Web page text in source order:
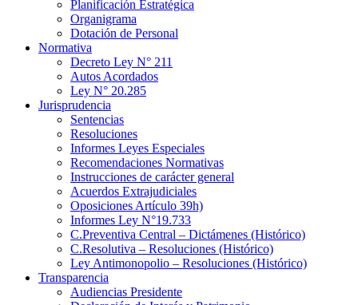
Planificación Estratégica
Organigrama
Dotación de Personal
Normativa
Decreto Ley N° 211
Autos Acordados
Ley N° 20.285
Jurisprudencia
Sentencias
Resoluciones
Informes Leyes Especiales
Recomendaciones Normativas
Instrucciones de carácter general
Acuerdos Extrajudiciales
Oposiciones Artículo 39h)
Informes Ley N°19.733
C.Preventiva Central – Dictámenes (Histórico)
C.Resolutiva – Resoluciones (Histórico)
Ley Antimonopolio – Resoluciones (Histórico)
Transparencia
Audiencias Presidente